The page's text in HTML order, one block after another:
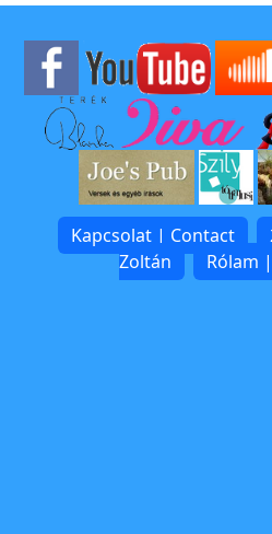
Kapcsolat | Contact
Zoltán
Rólam